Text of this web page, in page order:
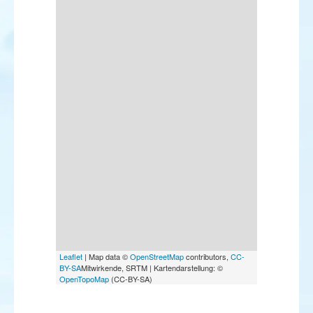
Leaflet | Map data ©OpenStreetMapcontributors, CC-
BY-SAMitwirkende, SRTM | Kartendarstellung: ©
OpenTopoMap (CC-BY-SA)